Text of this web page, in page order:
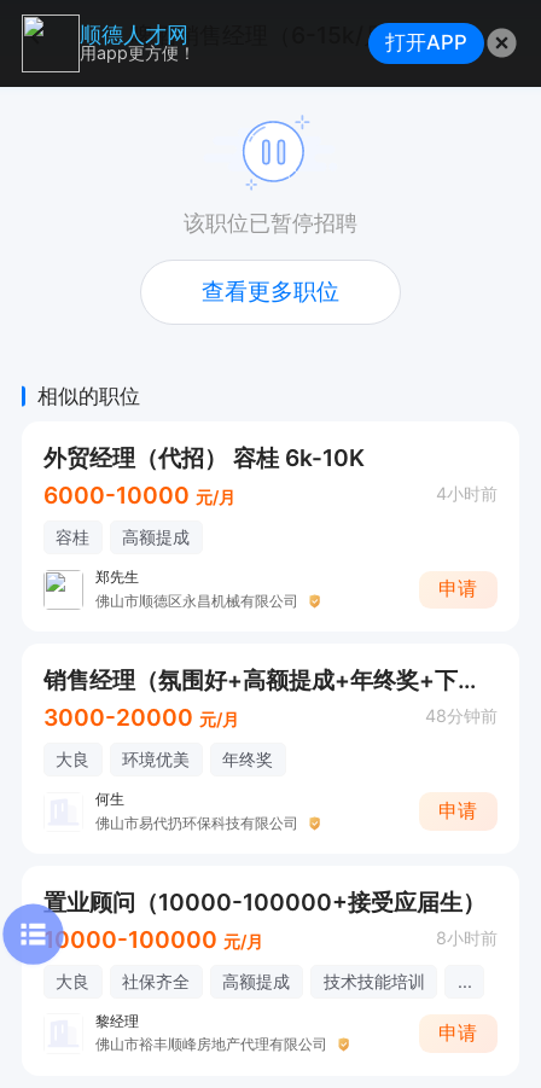
啤酒销售经理（6-15k/月）
该职位已暂停招聘
查看更多职位
相似的职位
外贸经理（代招） 容桂 6k-10K
6000-10000 元/月 4小时前
容桂 高额提成
郑先生
佛山市顺德区永昌机械有限公司
申请
销售经理（氛围好+高额提成+年终奖+下午茶）
3000-20000 元/月 48分钟前
大良 环境优美 年终奖
何生
佛山市易代扔环保科技有限公司
申请
置业顾问（10000-100000+接受应届生）
10000-100000 元/月 8小时前
大良 社保齐全 高额提成 技术技能培训 ...
黎经理
佛山市裕丰顺峰房地产代理有限公司
申请
顺德人才网
用app更方便！ 打开APP